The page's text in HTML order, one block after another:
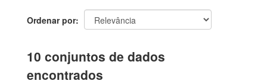
Ordenar por
10 conjuntos de dados
encontrados